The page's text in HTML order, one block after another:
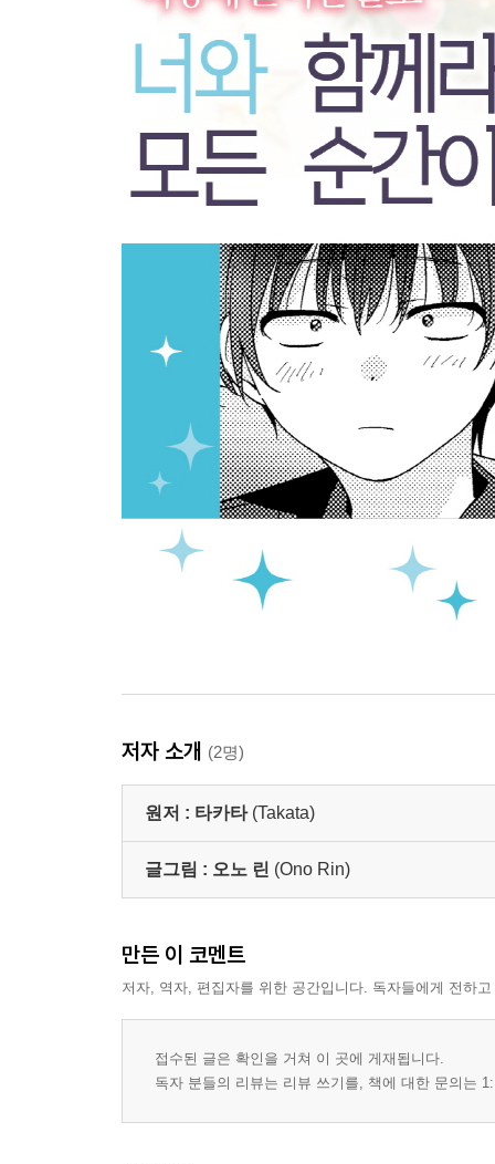
저자 소개 (2명)
원저 : 타카타 (Takata)
글그림 : 오노 린 (Ono Rin)
만든 이 코멘트
저자, 역자, 편집자를 위한 공간입니다. 독자들에게 전하
접수된 글은 확인을 거쳐 이 곳에 게재됩니다.
독자 분들의 리뷰는 리뷰 쓰기를, 책에 대한 문의는